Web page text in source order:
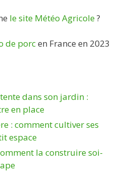
le site Météo Agricole?
de porcen France en 2023
dans son jardin :
en place
: comment cultiver ses
espace
la construire soi-